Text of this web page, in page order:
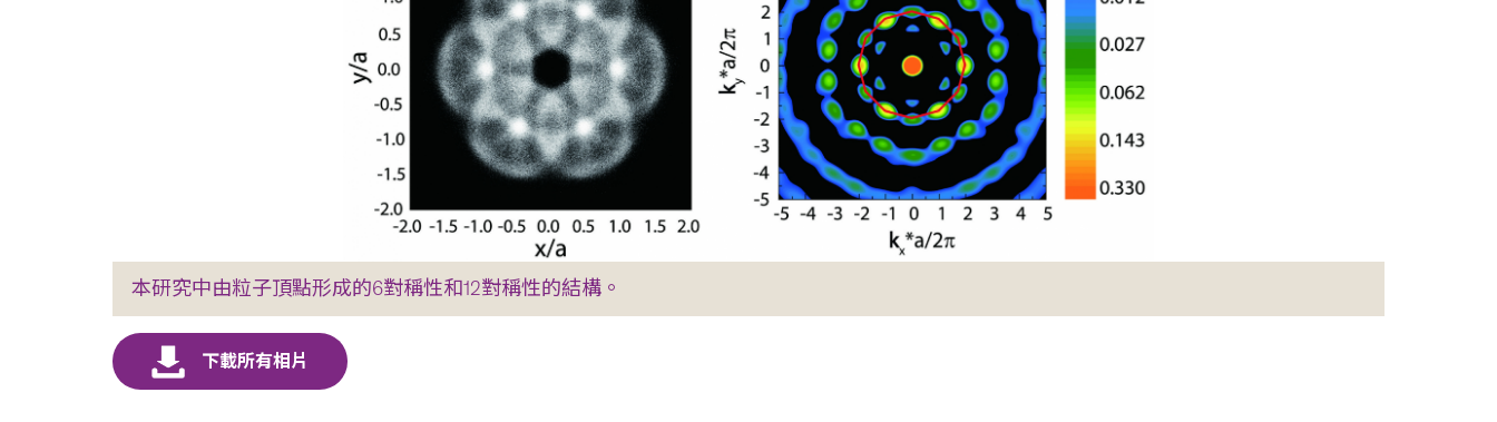
本研究中由粒子頂點形成的6對稱性和12對稱性的結構。